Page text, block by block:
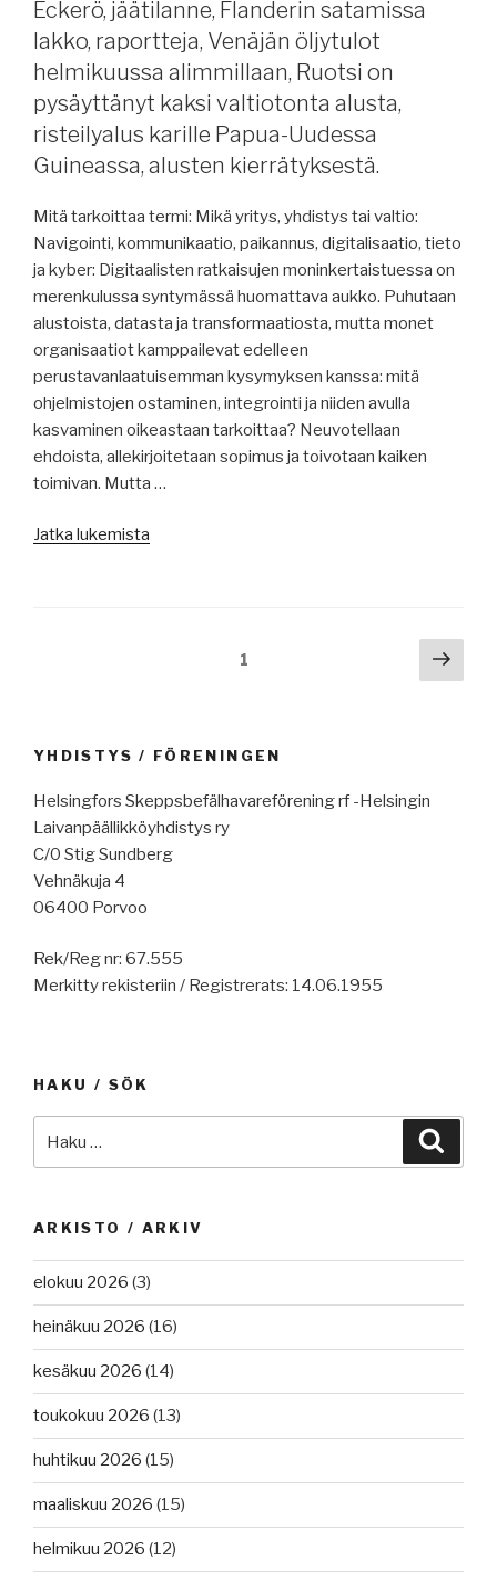
merenkulun
kehityksessä,
Iranin
sodan
purjeristeilyalus,
jäätilanne,
satama,
autonomisista
aluksista,
raportteja
ja
selvityksiä,
USA:n
poikkeuslupa
Venäjä-
pakotteisiin,
suomalaisen
vankeustuomiosta
100
merenkulkijat
ja
Iranin
historiaa,
Eckerö, jäätilanne, Flanderin satamissa
lakko, raportteja, Venäjän öljytulot
helmikuussa alimmillaan, Ruotsi on
pysäyttänyt kaksi valtiotonta alusta,
risteilyalus karille Papua-Uudessa
Guineassa, alusten kierrätyksestä.
Mitä tarkoittaa termi: Mikä yritys, yhdistys tai valtio:
Navigointi, kommunikaatio, paikannus, digitalisaatio, tieto
ja kyber: Digitaalisten ratkaisujen moninkertaistuessa on
merenkulussa syntymässä huomattava aukko. Puhutaan
alustoista, datasta ja transformaatiosta, mutta monet
organisaatiot kamppailevat edelleen
perustavanlaatuisemman kysymyksen kanssa: mitä
ohjelmistojen ostaminen, integrointi ja niiden avulla
kasvaminen oikeastaan ​​tarkoittaa? Neuvotellaan
ehdoista, allekirjoitetaan sopimus ja toivotaan kaiken
toimivan. Mutta …
Jatka lukemista
salmi
merenkulkijat,
MacGregor,
Iranin
Eckerö,
jäätilanne,
Venäjän
helmikuussa
Ruotsi
pysäyttänyt
kaksi
valtiotonta
alusta,
karille
Papua-
Uudessa
Guineassa,
kierrätyksestä.”
1
sivu
YHDISTYS / FÖRENINGEN
Helsingfors Skeppsbefälhavareförening rf -Helsingin
Laivanpäällikköyhdistys ry
C/0 Stig Sundberg
Vehnäkuja 4
06400 Porvoo
Rek/Reg nr: 67.555
Merkitty rekisteriin / Registrerats: 14.06.1955
HAKU / SÖK
ARKISTO / ARKIV
elokuu 2026 (3)
heinäkuu 2026 (16)
kesäkuu 2026 (14)
toukokuu 2026 (13)
huhtikuu 2026 (15)
maaliskuu 2026 (15)
helmikuu 2026 (12)